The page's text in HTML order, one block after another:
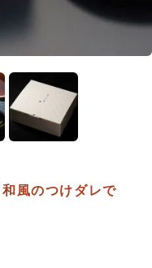
風のつけダレで